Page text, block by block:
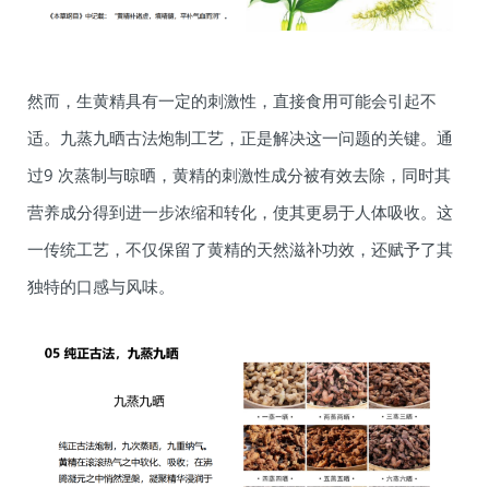
然而，生黄精具有一定的刺激性，直接食用可能会引起不
适。九蒸九晒古法炮制工艺，正是解决这一问题的关键。通
过9 次蒸制与晾晒，黄精的刺激性成分被有效去除，同时其
营养成分得到进一步浓缩和转化，使其更易于人体吸收。这
一传统工艺，不仅保留了黄精的天然滋补功效，还赋予了其
独特的口感与风味。